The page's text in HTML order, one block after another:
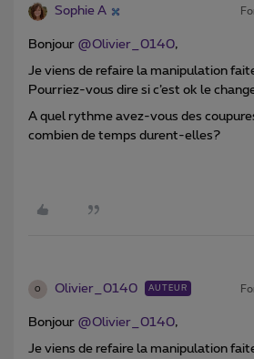
Sophie A
Bonjour @Olivier_0140,
Je viens de refaire la manipulation
Pourriez-vous dire si c’est ok le
A quel rythme avez-vous des
combien de temps durent-elles?
O Olivier_0140 AUTEUR
Bonjour @Olivier_0140,
Je viens de refaire la manipulation